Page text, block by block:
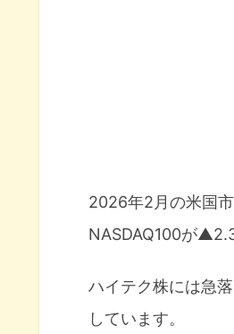
2026年2月の米国
NASDAQ100が
ハイテク株には急
しています。